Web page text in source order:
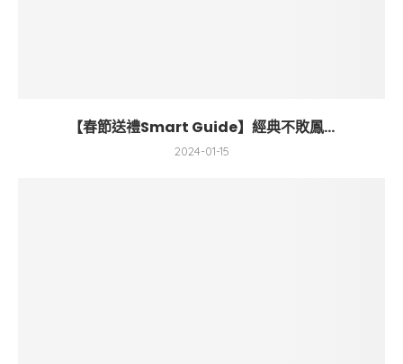
【春節送禮Smart Guide】經典不敗鳳...
2024-01-15